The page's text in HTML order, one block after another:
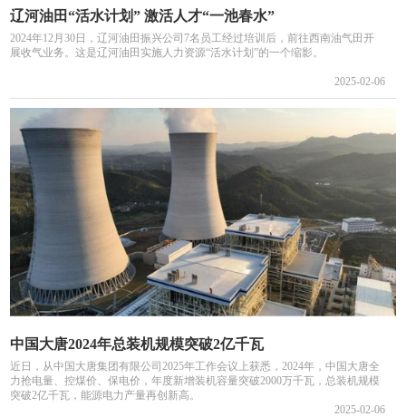
辽河油田“活水计划” 激活人才“一池春水”
2024年12月30日，辽河油田振兴公司7名员工经过培训后，前往西南油气田开
展收气业务。这是辽河油田实施人力资源“活水计划”的一个缩影。
2025-02-06
中国大唐2024年总装机规模突破2亿千瓦
近日，从中国大唐集团有限公司2025年工作会议上获悉，2024年，中国大唐全
力抢电量、控煤价、保电价，年度新增装机容量突破2000万千瓦，总装机规模
突破2亿千瓦，能源电力产量再创新高。
2025-02-06